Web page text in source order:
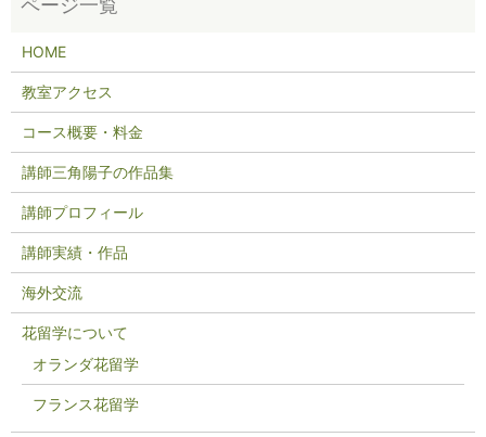
HOME
教室アクセス
コース概要・料金
講師三角陽子の作品集
講師プロフィール
講師実績・作品
海外交流
花留学について
オランダ花留学
フランス花留学